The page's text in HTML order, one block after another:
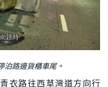
泊路邊貨櫃車尾。
衣路往西草灣道方向行